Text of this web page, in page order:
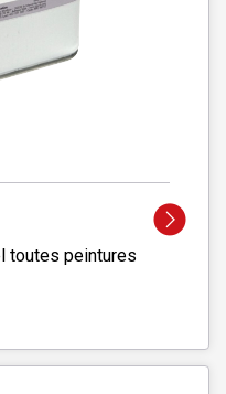
toutes peintures